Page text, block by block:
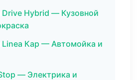
Drive Hybrid — Кузовной
Linea Кар — Автомойка и
— Электрика и